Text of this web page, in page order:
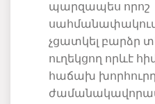
պարզապես որոշ
չցատկել բարձր
ուղեկցող որևէ
հաճախ